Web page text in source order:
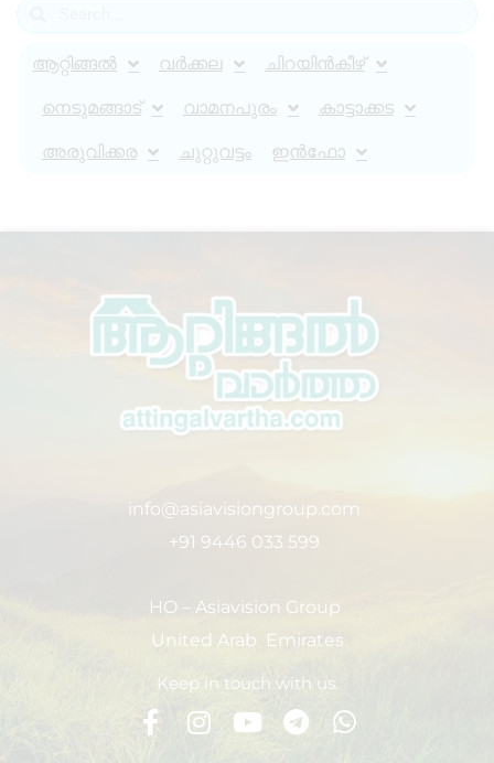
ആറ്റിങ്ങൽ വർക്കല ചിറയിൻകീഴ്
നെടുമങ്ങാട് വാമനപുരം കാട്ടാക്കട
അരുവിക്കര ചുറ്റുവട്ടം ഇൻഫോ
info@asiavisiongroup.com
+91 9446 033 599
HO – Asiavision Group
United Arab Emirates
Keep in touch with us.